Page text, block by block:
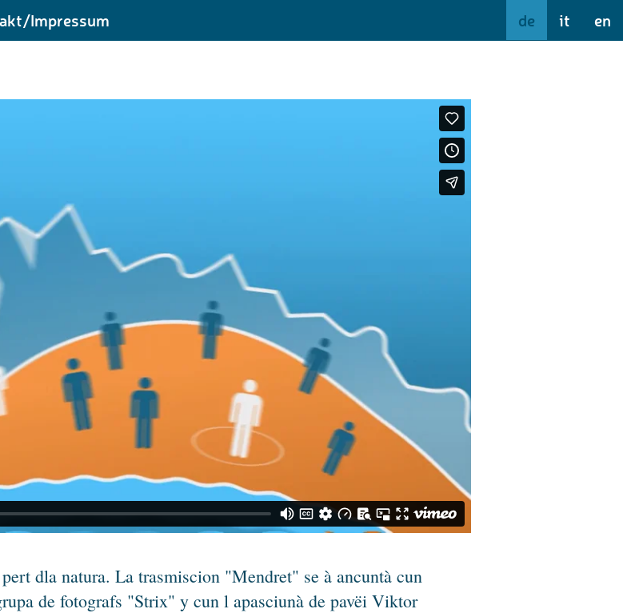
Impressum de it en
dla natura. La trasmiscion "Mendret" se à ancuntà cun
de fotografs "Strix" y cun l apasciunà de pavëi Viktor